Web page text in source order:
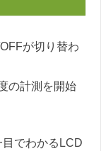
が切り替わ
の計測を開始
でわかるLCD